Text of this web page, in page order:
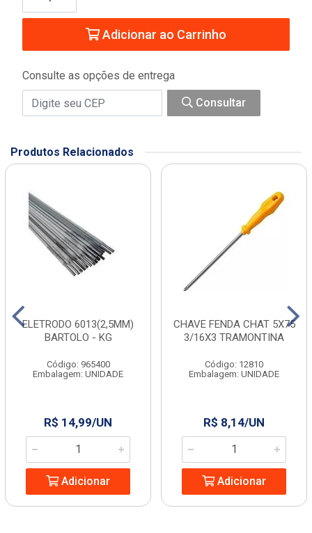
Adicionar ao Carrinho
Consulte as opções de entrega
Consultar
Produtos Relacionados
ELETRODO 6013(2,5MM)
BARTOLO - KG
Código: 965400
Embalagem: UNIDADE
R$ 14,99/UN
Adicionar
CHAVE FENDA CHAT 5X75
3/16X3 TRAMONTINA
Código: 12810
Embalagem: UNIDADE
R$ 8,14/UN
Adicionar